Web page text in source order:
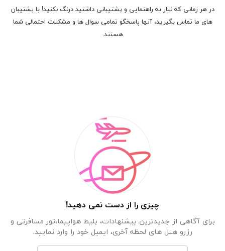
در هر زمانی که نیاز به راهنمایی و پشتیبانی داشتید درنگ نکنید! با پشتیبان
های ما تماس بگیرید، آنها پاسخگو تمامی سوال ها و مشکلات احتمالی شما
هستند.
چیزی را از دست نمی دهید!
برای آگاهی از جدیدترین پیشنهادات، بلیط هواپیما،تور مسافرتی و
رزرو هتل های لحظه آخری، ایمیل خود را وارد نمایید.